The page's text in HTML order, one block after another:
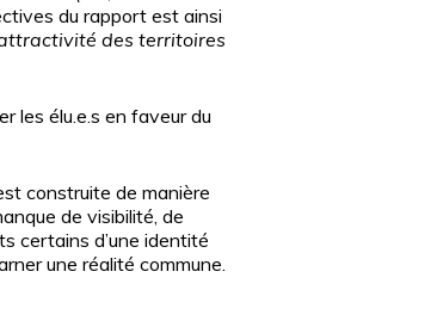
du rapport est ainsi
des territoires
les élu.e.s en faveur du
construite de manière
de visibilité, de
certains d’une identité
une réalité commune.